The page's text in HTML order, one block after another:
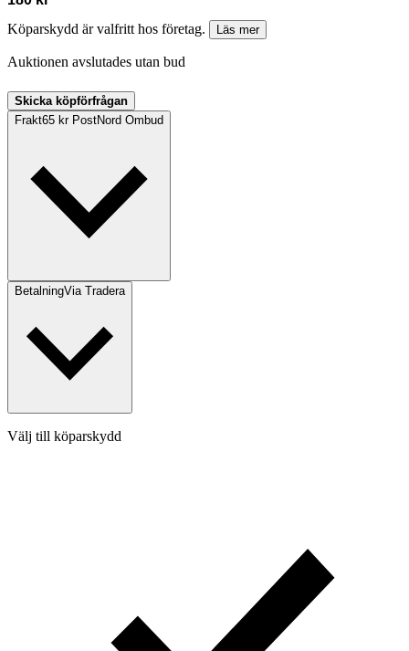
Köparskydd är valfritt hos företag.
Läs mer
Auktionen avslutades utan bud
Skicka köpförfrågan
Frakt65 kr PostNord Ombud
BetalningVia Tradera
Välj till köparskydd